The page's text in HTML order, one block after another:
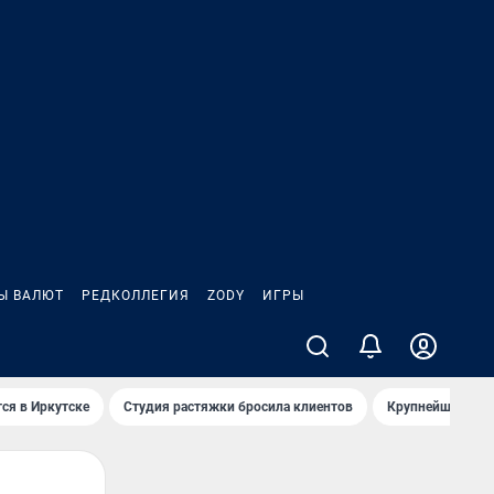
ВАЛЮТ РЕДКОЛЛЕГИЯ ZODY ИГРЫ
в Иркутске Студия растяжки бросила клиентов Крупнейшие